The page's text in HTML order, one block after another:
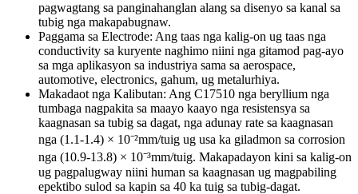
pagwagtang sa panginahanglan alang sa disenyo sa kanal sa
tubig nga makapabugnaw.
Paggama sa Electrode: Ang taas nga kalig-on ug taas nga
conductivity sa kuryente naghimo niini nga gitamod pag-ayo
sa mga aplikasyon sa industriya sama sa aerospace,
automotive, electronics, gahum, ug metalurhiya.
Makadaot nga Kalibutan: Ang C17510 nga beryllium nga
tumbaga nagpakita sa maayo kaayo nga resistensya sa
kaagnasan sa tubig sa dagat, nga adunay rate sa kaagnasan
nga (1.1-1.4) × 10⁻²mm/tuig ug usa ka giladmon sa corrosion
nga (10.9-13.8) × 10⁻³mm/tuig. Makapadayon kini sa kalig-on
ug pagpalugway niini human sa kaagnasan ug magpabiling
epektibo sulod sa kapin sa 40 ka tuig sa tubig-dagat.